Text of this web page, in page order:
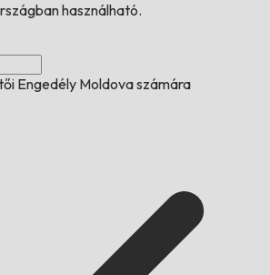
használható.
Engedély Moldova számára